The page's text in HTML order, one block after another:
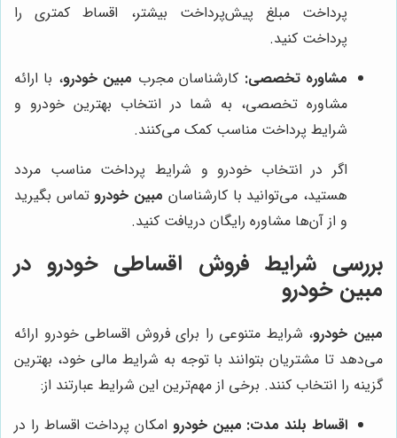
پرداخت مبلغ پیش‌پرداخت بیشتر، اقساط کمتری را
پرداخت کنید.
مشاوره تخصصی: کارشناسان مجرب مبین خودرو، با ارائه
مشاوره تخصصی، به شما در انتخاب بهترین خودرو و
شرایط پرداخت مناسب کمک می‌کنند.
اگر در انتخاب خودرو و شرایط پرداخت مناسب مردد
هستید، می‌توانید با کارشناسان مبین خودرو تماس بگیرید
و از آن‌ها مشاوره رایگان دریافت کنید.
بررسی شرایط فروش اقساطی خودرو در
مبین خودرو
مبین خودرو، شرایط متنوعی را برای فروش اقساطی خودرو ارائه
می‌دهد تا مشتریان بتوانند با توجه به شرایط مالی خود، بهترین
گزینه را انتخاب کنند. برخی از مهم‌ترین این شرایط عبارتند از:
اقساط بلند مدت: مبین خودرو امکان پرداخت اقساط را در